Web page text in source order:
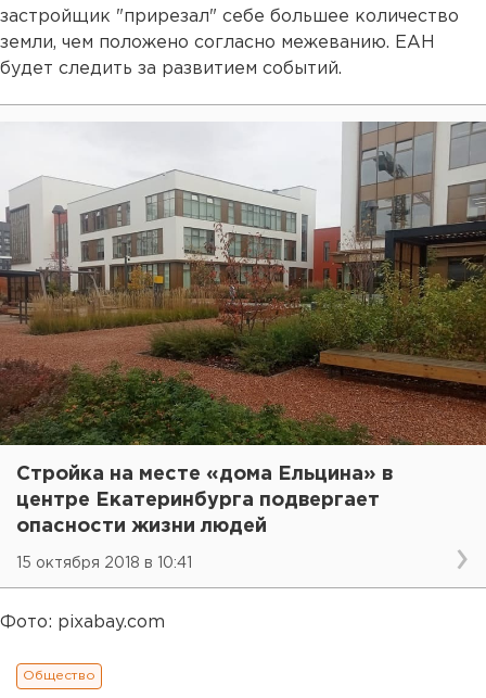
застройщик "прирезал" себе большее количество
земли, чем положено согласно межеванию. ЕАН
будет следить за развитием событий.
Стройка на месте «дома Ельцина» в
центре Екатеринбурга подвергает
опасности жизни людей
15 октября 2018 в 10:41
Фото: pixabay.com
Общество